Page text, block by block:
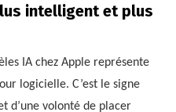
intelligent et plus
IA chez Apple représente
logicielle. C’est le signe
d’une volonté de placer